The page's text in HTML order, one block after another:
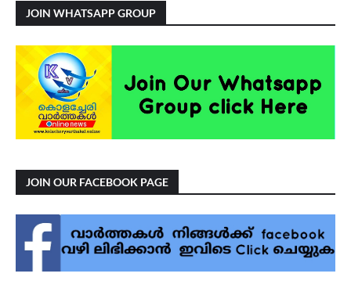
JOIN WHATSAPP GROUP
JOIN OUR FACEBOOK PAGE